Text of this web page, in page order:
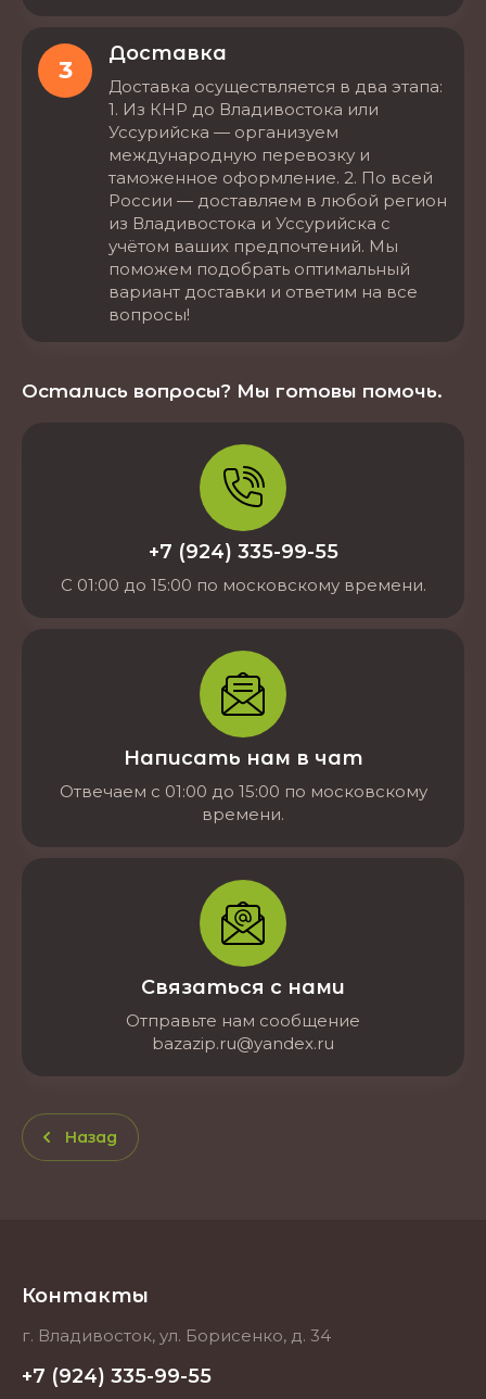
3
Доставка
Доставка осуществляется в два этапа:
1. Из КНР до Владивостока или
Уссурийска — организуем
международную перевозку и
таможенное оформление. 2. По всей
России — доставляем в любой регион
из Владивостока и Уссурийска с
учётом ваших предпочтений. Мы
поможем подобрать оптимальный
вариант доставки и ответим на все
вопросы!
Остались вопросы? Мы готовы помочь.
+7 (924) 335-99-55
С 01:00 до 15:00 по московскому времени.
Написать нам в чат
Отвечаем с 01:00 до 15:00 по московскому
времени.
Связаться с нами
Отправьте нам сообщение
bazazip.ru@yandex.ru
Назад
Контакты
г. Владивосток, ул. Борисенко, д. 34
+7 (924) 335-99-55